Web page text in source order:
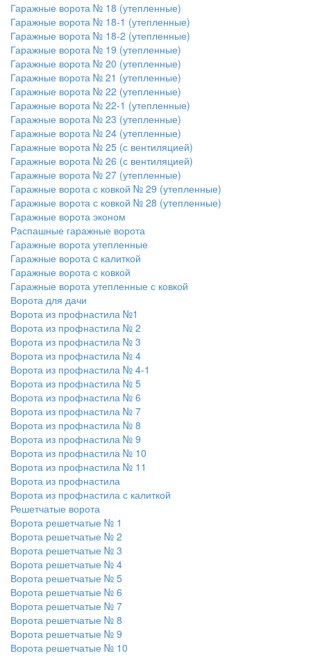
Гаражные ворота № 18 (утепленные)
Гаражные ворота № 18-1 (утепленные)
Гаражные ворота № 18-2 (утепленные)
Гаражные ворота № 19 (утепленные)
Гаражные ворота № 20 (утепленные)
Гаражные ворота № 21 (утепленные)
Гаражные ворота № 22 (утепленные)
Гаражные ворота № 22-1 (утепленные)
Гаражные ворота № 23 (утепленные)
Гаражные ворота № 24 (утепленные)
Гаражные ворота № 25 (с вентиляцией)
Гаражные ворота № 26 (с вентиляцией)
Гаражные ворота № 27 (утепленные)
Гаражные ворота с ковкой № 29 (утепленные)
Гаражные ворота с ковкой № 28 (утепленные)
Гаражные ворота эконом
Распашные гаражные ворота
Гаражные ворота утепленные
Гаражные ворота c калиткой
Гаражные ворота с ковкой
Гаражные ворота утепленные с ковкой
Ворота для дачи
Ворота из профнастила №1
Ворота из профнастила № 2
Ворота из профнастила № 3
Ворота из профнастила № 4
Ворота из профнастила № 4-1
Ворота из профнастила № 5
Ворота из профнастила № 6
Ворота из профнастила № 7
Ворота из профнастила № 8
Ворота из профнастила № 9
Ворота из профнастила № 10
Ворота из профнастила № 11
Ворота из профнастила
Ворота из профнастила с калиткой
Решетчатые ворота
Ворота решетчатые № 1
Ворота решетчатые № 2
Ворота решетчатые № 3
Ворота решетчатые № 4
Ворота решетчатые № 5
Ворота решетчатые № 6
Ворота решетчатые № 7
Ворота решетчатые № 8
Ворота решетчатые № 9
Ворота решетчатые № 10